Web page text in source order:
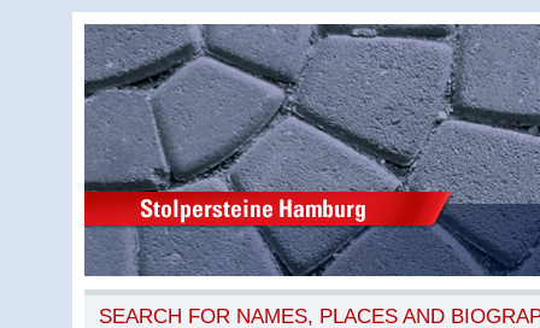
SEARCH FOR NAMES, PLACES AND